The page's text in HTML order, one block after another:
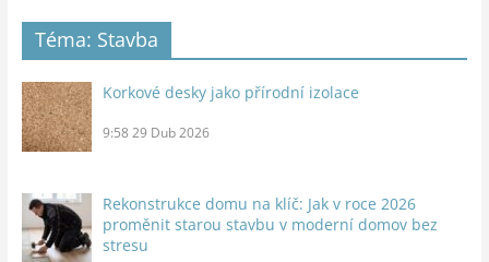
Téma: Stavba
Korkové desky jako přírodní izolace
9:58 29 Dub 2026
Rekonstrukce domu na klíč: Jak v roce 2026
proměnit starou stavbu v moderní domov bez
stresu